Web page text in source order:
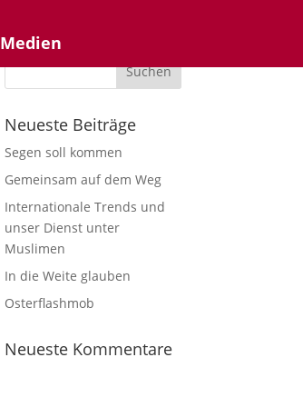
Medien
Neueste Beiträge
Segen soll kommen
Gemeinsam auf dem Weg
Internationale Trends und
unser Dienst unter
Muslimen
In die Weite glauben
Osterflashmob
Neueste Kommentare